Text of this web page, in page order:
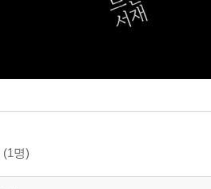
(1명)